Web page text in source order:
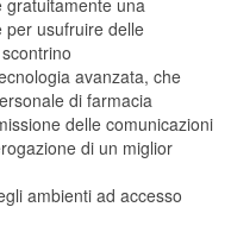
gratuitamente una
per usufruire delle
avanzata, che
di farmacia
delle comunicazioni
di un miglior
ambienti ad accesso